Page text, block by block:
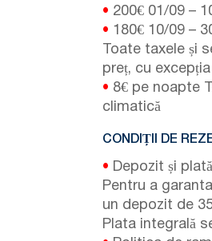
• 200€ 01/09 –
• 180€ 10/09 –
Toate taxele și
preț, cu excepția
• 8€ pe noapte
climatică
CONDIȚII DE
• Depozit și
Pentru a
un depozit de
Plata integrală